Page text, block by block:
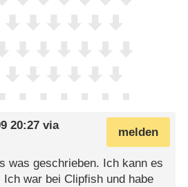
melden
20:27 via
was geschrieben. Ich kann es
war bei Clipfish und habe